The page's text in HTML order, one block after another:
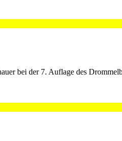
bei der 7. Auflage des